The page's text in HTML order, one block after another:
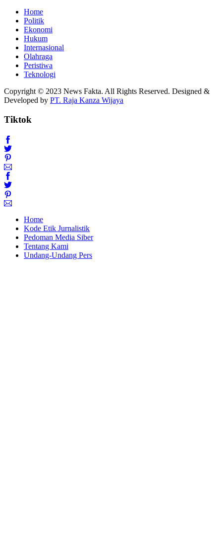
Home
Politik
Ekonomi
Hukum
Internasional
Olahraga
Peristiwa
Teknologi
Copyright © 2023 News Fakta. All Rights Reserved. Designed &
Developed by PT. Raja Kanza Wijaya
Tiktok
Home
Kode Etik Jurnalistik
Pedoman Media Siber
Tentang Kami
Undang-Undang Pers